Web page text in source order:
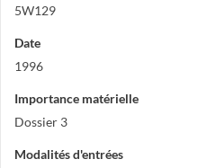
5W129
Date
1996
Importance matérielle
Dossier 3
Modalités d'entrées